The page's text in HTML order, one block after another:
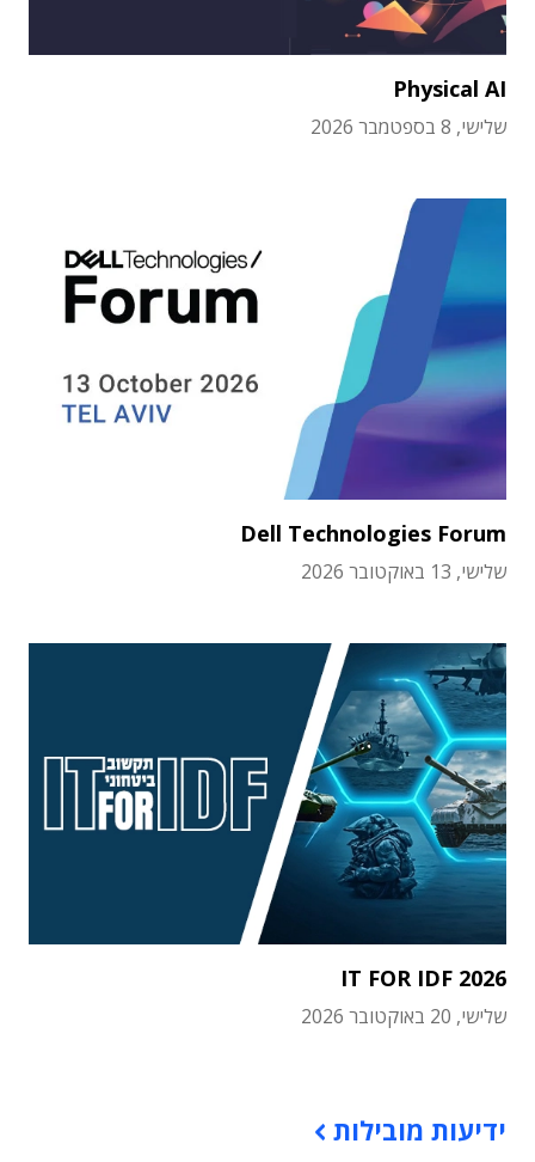
Physical AI
שלישי, 8 בספטמבר 2026
Dell Technologies Forum
שלישי, 13 באוקטובר 2026
IT FOR IDF 2026
שלישי, 20 באוקטובר 2026
ידיעות מובילות